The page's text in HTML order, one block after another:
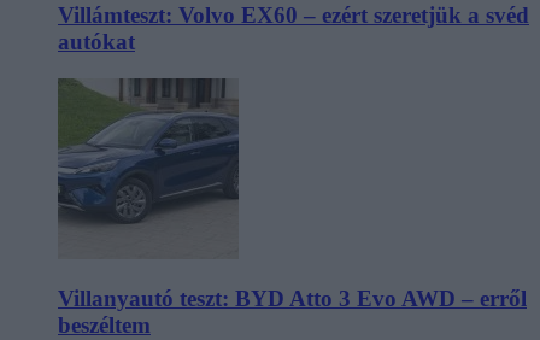
Villámteszt: Volvo EX60 – ezért szeretjük a svéd
autókat
Villanyautó teszt: BYD Atto 3 Evo AWD – erről
beszéltem